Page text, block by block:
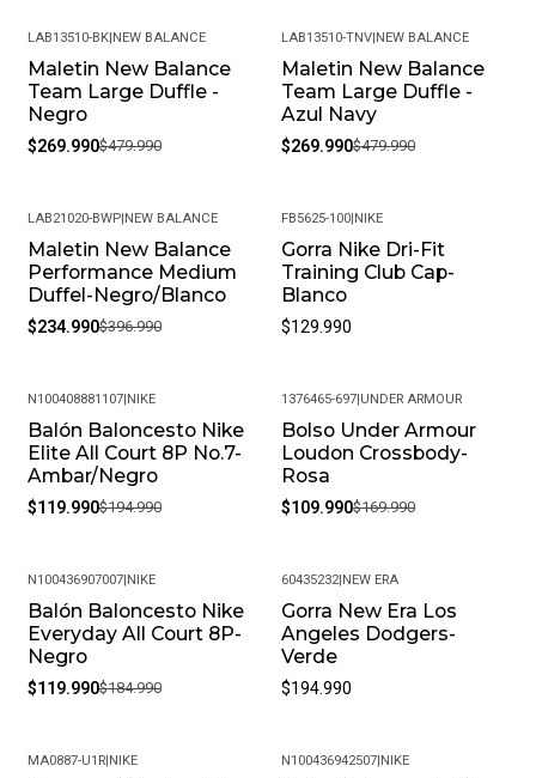
-44%
LAB13510-BK| NEW BALANCE
Maletin New Balance
Team Large Duffle -
Negro
$269.990$479.990
-44%
LAB13510-TNV NEW BALANCE
Maletin New Balance
Team Large Duffle -
Azul Navy
$269.990$479.990
-41%
LAB21020-BWP| NEW BALANCE
Maletin New Balance
Performance Medium
Duffel-Negro/Blanco
$234.990$396.990
FB5625-100 NIKE
Gorra Nike Dri-Fit
Training Club Cap-
Blanco
$129.990
-38%
N100408881107|NIKE
Balón Baloncesto Nike
Elite All Court 8P No.7-
Ambar/Negro
$119.990$194.990
-35%
1376465-697|UNDER ARMOUR
Bolso Under Armour
Loudon Crossbody-
Rosa
$109.990$169.990
-35%
N100436907007|NIKE
Balón Baloncesto Nike
Everyday All Court 8P-
Negro
$119.990$184.990
60435232|NEW ERA
Gorra New Era Los
Angeles Dodgers-
Verde
$194.990
MA0887-U1R|NIKE N100436942507|NIKE